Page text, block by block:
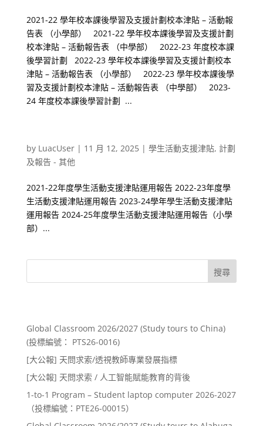
2021-22 學年校本課後學習及支援計劃校本津貼 – 活動報
告表 （小學部） 2021-22 學年校本課後學習及支援計劃
校本津貼 – 活動報告表 （中學部） 2022-23 年度校本課
後學習計劃 2022-23 學年校本課後學習及支援計劃校本
津貼 – 活動報告表 （小學部） 2022-23 學年校本課後學
習及支援計劃校本津貼 – 活動報告表 （中學部） 2023-
24 年度校本課後學習計劃 ...
by LuacUser| 11 月 12, 2025| 學生活動支援津貼, 計劃
及報告 - 其他
2021-22年度學生活動支援津貼運用報告 2022-23年度學
生活動支援津貼運用報告 2023-24學年學生活動支援津貼
運用報告 2024-25年度學生活動支援津貼運用報告（小學
部）...
搜尋
Global Classroom 2026/2027 (Study tours to China)
(投標編號： PTS26-0016)
[大公報] 天問求索/透視教師專業發展指標
[大公報] 天問求索 / 人工智能賦能教育的背後
1-to-1 Program – Student laptop computer 2026-2027
（投標編號：PTE26-00015）